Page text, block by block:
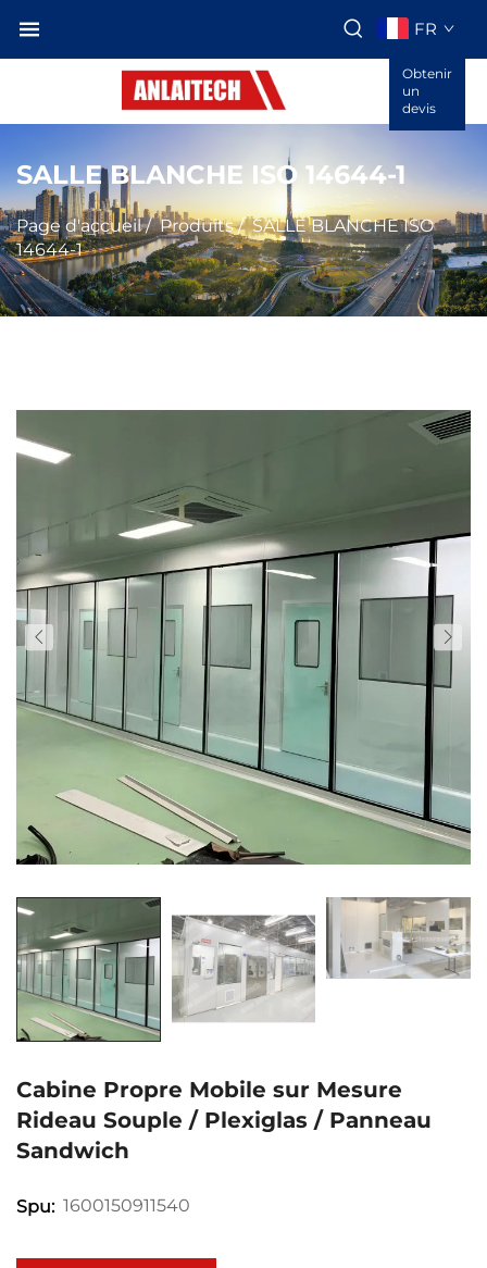
FR
Obtenir
un
devis
SALLE BLANCHE ISO 14644-1
Page d'accueil/Produits/SALLE BLANCHE ISO
14644-1
Cabine Propre Mobile sur Mesure
Rideau Souple / Plexiglas / Panneau
Sandwich
Spu: 1600150911540